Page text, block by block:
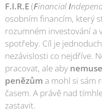
F.I.R.E(FinancialI
osobním financím, který
rozumném investování a
spotřeby. Cíl je
nezávislosti co nejdříve.
pracovat, ale aby
penězům a mohl si sám
časem. A právě nad
zastavit.